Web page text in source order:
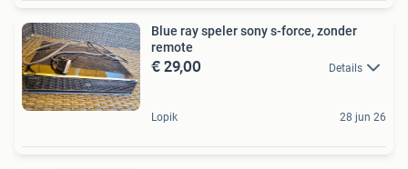
Blue ray speler sony s-force, zonder
remote
€ 29,00 Details
Lopik 28 jun 26